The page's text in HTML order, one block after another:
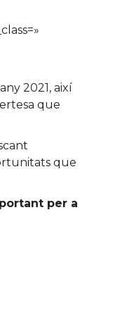
2021, així
que
que
per a